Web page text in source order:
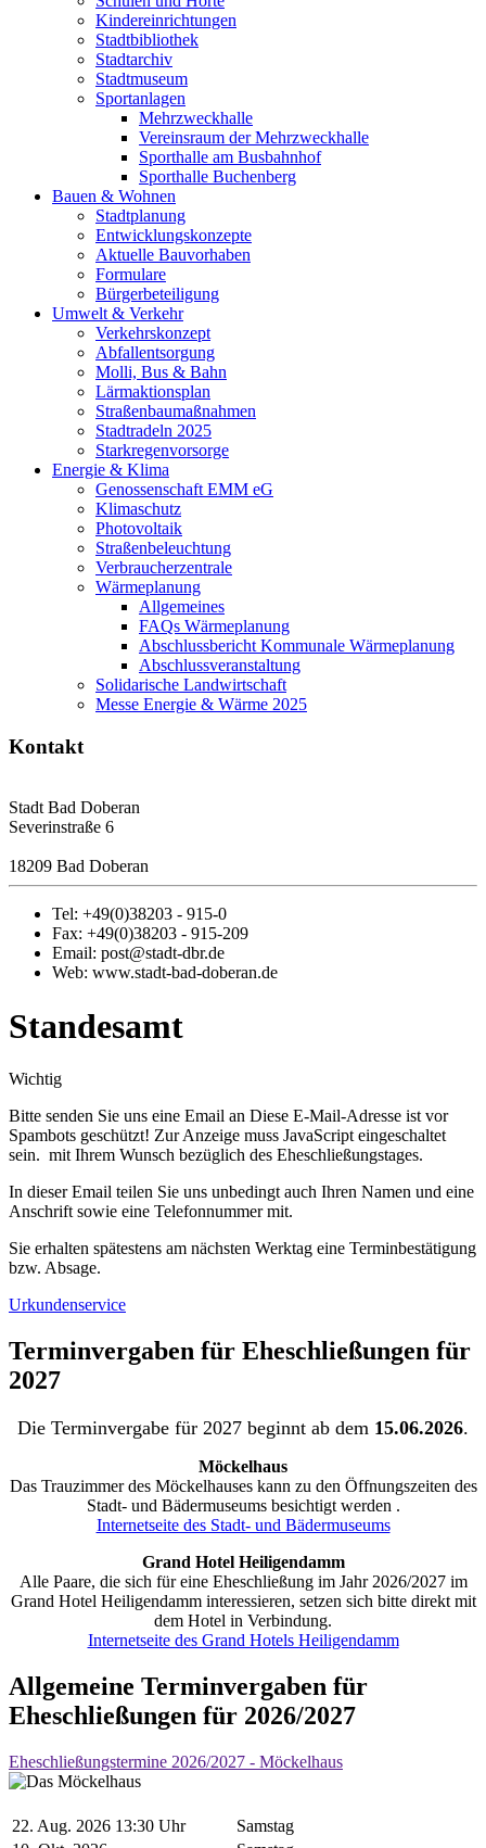
Kindereinrichtungen
Stadtbibliothek
Stadtarchiv
Stadtmuseum
Sportanlagen
Mehrzweckhalle
Vereinsraum der Mehrzweckhalle
Sporthalle am Busbahnhof
Sporthalle Buchenberg
Bauen & Wohnen
Stadtplanung
Entwicklungskonzepte
Aktuelle Bauvorhaben
Formulare
Bürgerbeteiligung
Umwelt & Verkehr
Verkehrskonzept
Abfallentsorgung
Molli, Bus & Bahn
Lärmaktionsplan
Straßenbaumaßnahmen
Stadtradeln 2025
Starkregenvorsorge
Energie & Klima
Genossenschaft EMM eG
Klimaschutz
Photovoltaik
Straßenbeleuchtung
Verbraucherzentrale
Wärmeplanung
Allgemeines
FAQs Wärmeplanung
Abschlussbericht Kommunale Wärmeplanung
Abschlussveranstaltung
Solidarische Landwirtschaft
Messe Energie & Wärme 2025
Kontakt
Stadt Bad Doberan
Severinstraße 6
18209 Bad Doberan
Tel: +49(0)38203 - 915-0
Fax: +49(0)38203 - 915-209
Email: post@stadt-dbr.de
Web: www.stadt-bad-doberan.de
Standesamt
Wichtig
Bitte senden Sie uns eine Email an Diese E-Mail-Adresse ist vor
Spambots geschützt! Zur Anzeige muss JavaScript eingeschaltet
sein. mit Ihrem Wunsch bezüglich des Eheschließungstages.
In dieser Email teilen Sie uns unbedingt auch Ihren Namen und eine
Anschrift sowie eine Telefonnummer mit.
Sie erhalten spätestens am nächsten Werktag eine Terminbestätigung
bzw. Absage.
Urkundenservice
Terminvergaben für Eheschließungen für
2027
Die Terminvergabe für 2027 beginnt ab dem 15.06.2026.
Möckelhaus
Das Trauzimmer des Möckelhauses kann zu den Öffnungszeiten des
Stadt- und Bädermuseums besichtigt werden .
Internetseite des Stadt- und Bädermuseums
Grand Hotel Heiligendamm
Alle Paare, die sich für eine Eheschließung im Jahr 2026/2027 im
Grand Hotel Heiligendamm interessieren, setzen sich bitte direkt mit
dem Hotel in Verbindung.
Internetseite des Grand Hotels Heiligendamm
Allgemeine Terminvergaben für
Eheschließungen für 2026/2027
Eheschließungstermine 2026/2027 - Möckelhaus
22. Aug. 2026 13:30 Uhr
Samstag